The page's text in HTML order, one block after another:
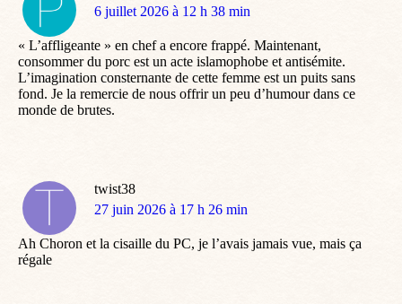
dit
6 juillet 2026 à 12 h 38 min
« L’affligeante » en chef a encore frappé. Maintenant,
consommer du porc est un acte islamophobe et antisémite.
L’imagination consternante de cette femme est un puits sans
fond. Je la remercie de nous offrir un peu d’humour dans ce
monde de brutes.
twist38
dit
27 juin 2026 à 17 h 26 min
Ah Choron et la cisaille du PC, je l’avais jamais vue, mais ça
régale